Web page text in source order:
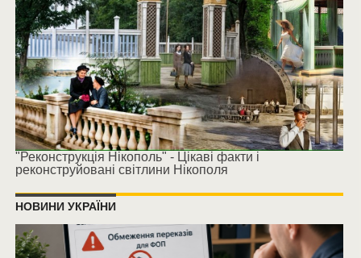
"Реконструкція Нікополь" - Цікаві факти і
реконструйовані світлини Нікополя
НОВИНИ УКРАЇНИ